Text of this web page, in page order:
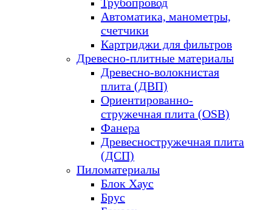
Автоматика, манометры,
счетчики
Картриджи для фильтров
Древесно-плитные материалы
Древесно-волокнистая
плита (ДВП)
Ориентированно-
стружечная плита (OSB)
Фанера
Древесностружечная плита
(ДСП)
Пиломатериалы
Блок Хаус
Брус